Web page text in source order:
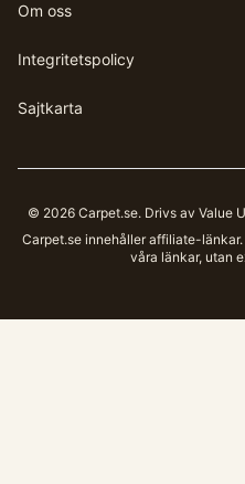
Om oss
Integritetspolicy
Sajtkarta
© 2026 Carpet.se. Drivs av Value
Carpet.seinnehåller affiliate-länkar.
våra länkar, utan